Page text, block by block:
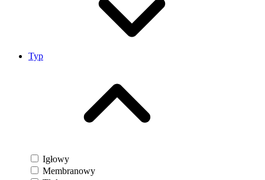
Typ
Igłowy
Membranowy